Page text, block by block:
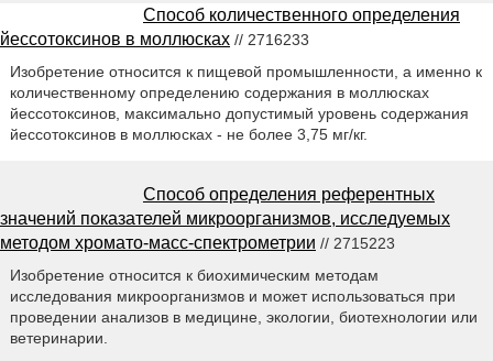
Способ количественного определения
йессотоксинов в моллюсках // 2716233
Изобретение относится к пищевой промышленности, а именно к
количественному определению содержания в моллюсках
йессотоксинов, максимально допустимый уровень содержания
йессотоксинов в моллюсках - не более 3,75 мг/кг.
Способ определения референтных
значений показателей микроорганизмов, исследуемых
методом хромато-масс-спектрометрии // 2715223
Изобретение относится к биохимическим методам
исследования микроорганизмов и может использоваться при
проведении анализов в медицине, экологии, биотехнологии или
ветеринарии.